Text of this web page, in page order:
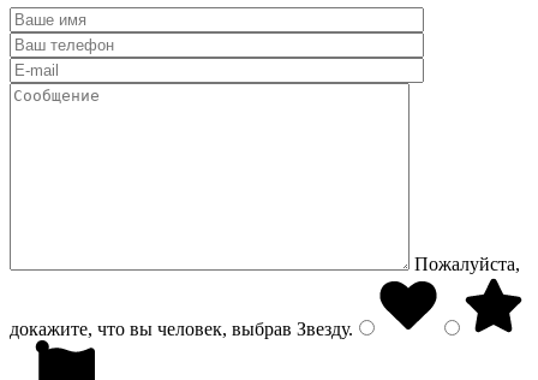
Пожалуйста,
докажите, что вы человек, выбрав Звезду.